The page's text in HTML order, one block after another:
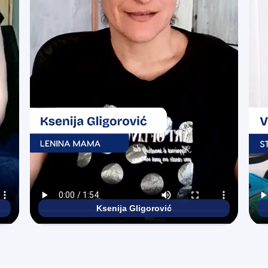
Ksenija Gligorović